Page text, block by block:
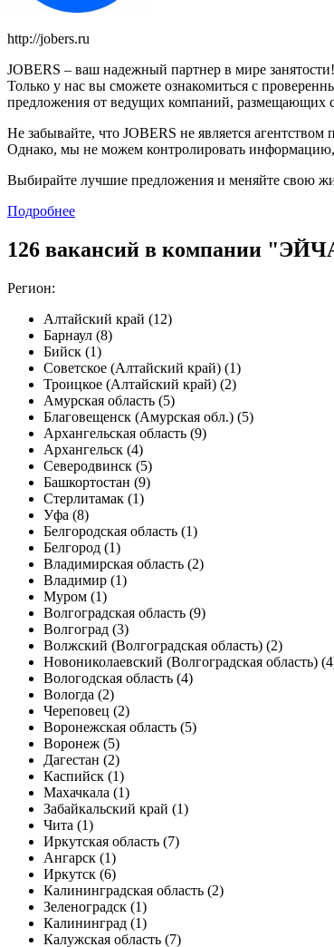
http://jobers.ru
JOBERS – ваш надежный партнер в мире
Только у нас вы сможете ознакомиться с
предложения от ведущих компаний, размещающих
Не забывайте, что JOBERS не является
Однако, мы не можем контролировать информацию,
Выбирайте лучшие предложения и меняйте свою
Подробнее
126 вакансий в компании
Регион:
Алтайский край (12)
Барнаул (8)
Бийск (1)
Советское (Алтайский край) (1)
Троицкое (Алтайский край) (2)
Амурская область (5)
Благовещенск (Амурская обл.) (5)
Архангельская область (9)
Архангельск (4)
Северодвинск (5)
Башкортостан (9)
Стерлитамак (1)
Уфа (8)
Белгородская область (1)
Белгород (1)
Владимирская область (2)
Владимир (1)
Муром (1)
Волгоградская область (9)
Волгоград (3)
Волжский (Волгоградская область) (2)
Новониколаевский (Волгоградская область)
Вологодская область (4)
Вологда (2)
Череповец (2)
Воронежская область (5)
Воронеж (5)
Дагестан (2)
Каспийск (1)
Махачкала (1)
Забайкальский край (1)
Чита (1)
Иркутская область (7)
Ангарск (1)
Иркутск (6)
Калининградская область (2)
Зеленоградск (1)
Калининград (1)
Калужская область (7)